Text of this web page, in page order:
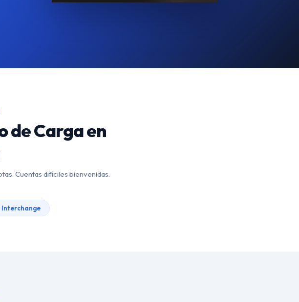
de Carga en
Cuentas difíciles bienvenidas.
Interchange